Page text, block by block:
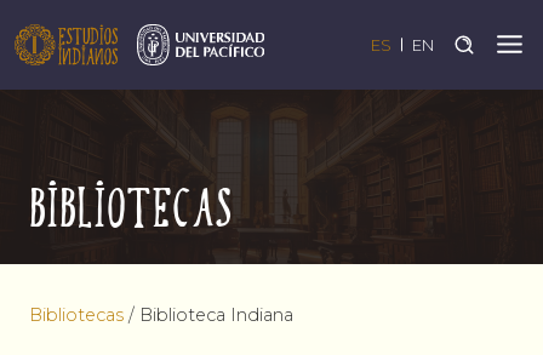
ES EN
Bibliotecas
Bibliotecas / Biblioteca Indiana